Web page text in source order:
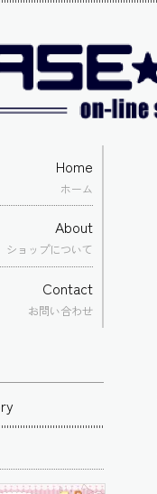
Home
ホーム
About
ショップについて
Contact
お問い合わせ